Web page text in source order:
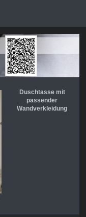
Duschtasse mit
passender
Wandverkleidung